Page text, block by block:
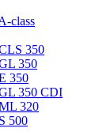
class
350
350
350
350 CDI
320
500